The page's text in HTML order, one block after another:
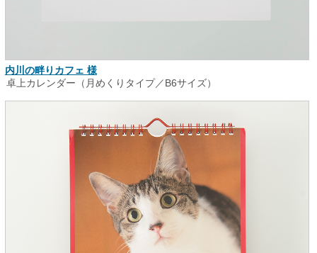
内川の畔りカフェ 様
卓上カレンダー（月めくりタイプ／B6サイズ）